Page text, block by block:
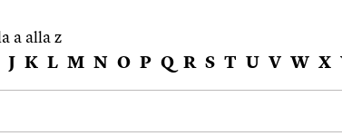
a alla z
J K L M N O P Q R S T U V W X